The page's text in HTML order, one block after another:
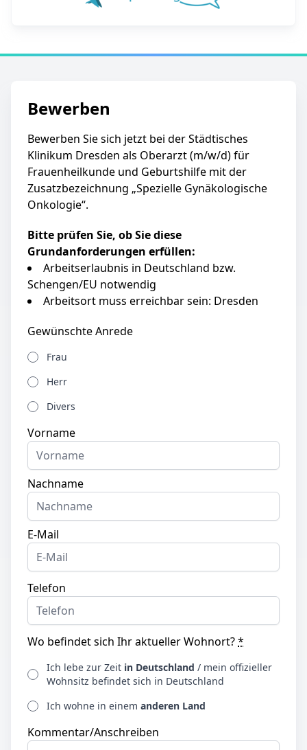
Bewerben
Bewerben Sie sich jetzt bei der Städtisches
Klinikum Dresden als Oberarzt (m/w/d) für
Frauenheilkunde und Geburtshilfe mit der
Zusatzbezeichnung „Spezielle Gynäkologische
Onkologie“.
Bitte prüfen Sie, ob Sie diese
Grundanforderungen erfüllen:
Arbeitserlaubnis in Deutschland bzw.
Schengen/EU notwendig
Arbeitsort muss erreichbar sein: Dresden
Gewünschte Anrede
Frau
Herr
Divers
Vorname
Nachname
E-Mail
Telefon
Wo befindet sich Ihr aktueller Wohnort?*
Ich lebe zur Zeit in Deutschland / mein offizieller
Wohnsitz befindet sich in Deutschland
Ich wohne in einem anderen Land
Kommentar/Anschreiben